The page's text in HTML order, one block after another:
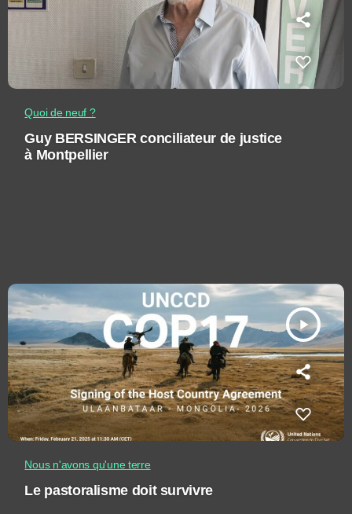
Quoi de neuf ?
Guy BERSINGER conciliateur de justice
à Montpellier
play_arrow
Nous n'avons qu'une terre
Le pastoralisme doit survivre